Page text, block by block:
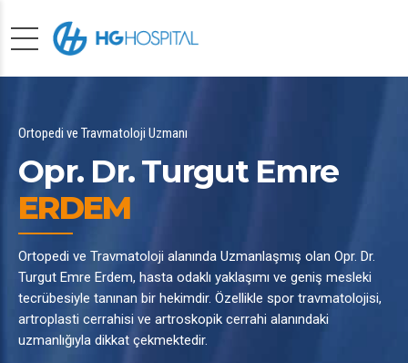
Ortopedi ve Travmatoloji Uzmanı
Opr. Dr. Turgut Emre
ERDEM
Ortopedi ve Travmatoloji alanında Uzmanlaşmış olan Opr. Dr.
Turgut Emre Erdem, hasta odaklı yaklaşımı ve geniş mesleki
tecrübesiyle tanınan bir hekimdir. Özellikle spor travmatolojisi,
artroplasti cerrahisi ve artroskopik cerrahi alanındaki
uzmanlığıyla dikkat çekmektedir.